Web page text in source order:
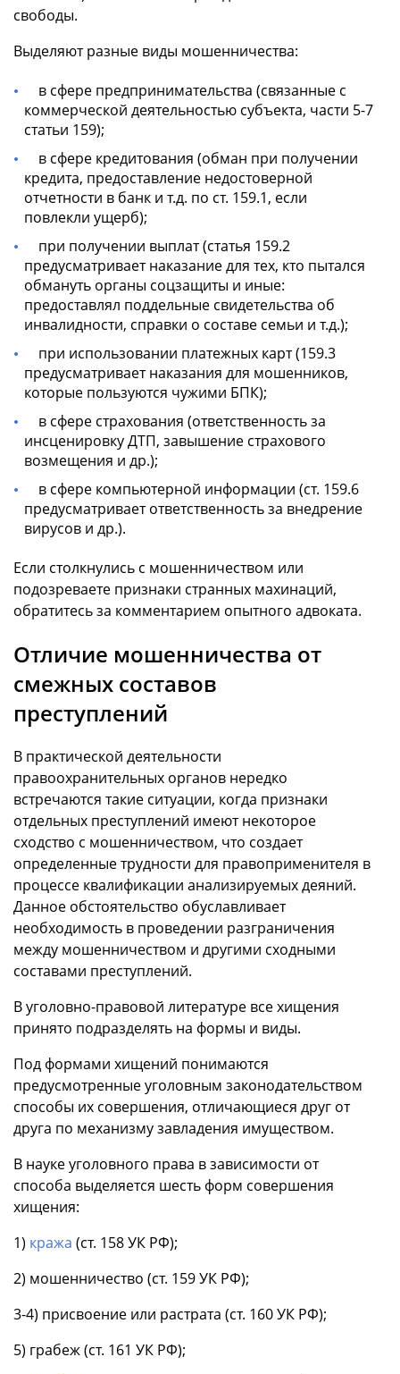
свободы.
Выделяют разные виды мошенничества:
в сфере предпринимательства (связанные с
коммерческой деятельностью субъекта, части 5-7
статьи 159);
в сфере кредитования (обман при получении
кредита, предоставление недостоверной
отчетности в банк и т.д. по ст. 159.1, если
повлекли ущерб);
при получении выплат (статья 159.2
предусматривает наказание для тех, кто пытался
обмануть органы соцзащиты и иные:
предоставлял поддельные свидетельства об
инвалидности, справки о составе семьи и т.д.);
при использовании платежных карт (159.3
предусматривает наказания для мошенников,
которые пользуются чужими БПК);
в сфере страхования (ответственность за
инсценировку ДТП, завышение страхового
возмещения и др.);
в сфере компьютерной информации (ст. 159.6
предусматривает ответственность за внедрение
вирусов и др.).
Если столкнулись с мошенничеством или
подозреваете признаки странных махинаций,
обратитесь за комментарием опытного адвоката.
Отличие мошенничества от
смежных составов
преступлений
В практической деятельности
правоохранительных органов нередко
встречаются такие ситуации, когда признаки
отдельных преступлений имеют некоторое
сходство с мошенничеством, что создает
определенные трудности для правоприменителя в
процессе квалификации анализируемых деяний.
Данное обстоятельство обуславливает
необходимость в проведении разграничения
между мошенничеством и другими сходными
составами преступлений.
В уголовно-правовой литературе все хищения
принято подразделять на формы и виды.
Под формами хищений понимаются
предусмотренные уголовным законодательством
способы их совершения, отличающиеся друг от
друга по механизму завладения имуществом.
В науке уголовного права в зависимости от
способа выделяется шесть форм совершения
хищения:
1) кража (ст. 158 УК РФ);
2) мошенничество (ст. 159 УК РФ);
3-4) присвоение или растрата (ст. 160 УК РФ);
5) грабеж (ст. 161 УК РФ);